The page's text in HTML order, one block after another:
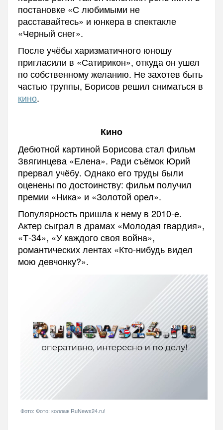
постановке «С любимыми не
расставайтесь» и юнкера в спектакле
«Черный снег».
После учёбы харизматичного юношу
пригласили в «Сатирикон», откуда он ушел
по собственному желанию. Не захотев быть
частью труппы, Борисов решил сниматься в
кино.
Кино
Дебютной картиной Борисова стал фильм
Звягинцева «Елена». Ради съёмок Юрий
прервал учёбу. Однако его труды были
оценены по достоинству: фильм получил
премии «Ника» и «Золотой орел».
Популярность пришла к нему в 2010-е.
Актер сыграл в драмах «Молодая гвардия»,
«Т-34», «У каждого своя война»,
романтических лентах «Кто-нибудь видел
мою девчонку?».
Фото: Фото: коллаж RuNews24.ru!